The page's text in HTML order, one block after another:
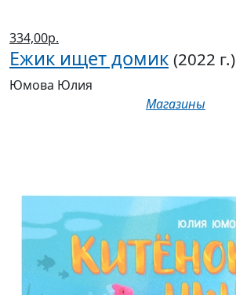
334,00р.
Ежик ищет домик (2022 г.)
Юмова Юлия
Магазины